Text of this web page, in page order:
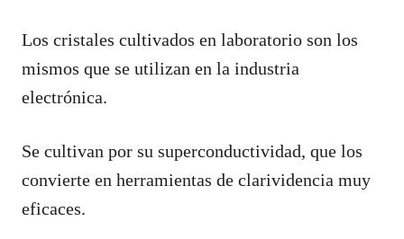
Los cristales cultivados en laboratorio son los
mismos que se utilizan en la industria
electrónica.
Se cultivan por su superconductividad, que los
convierte en herramientas de clarividencia muy
eficaces.